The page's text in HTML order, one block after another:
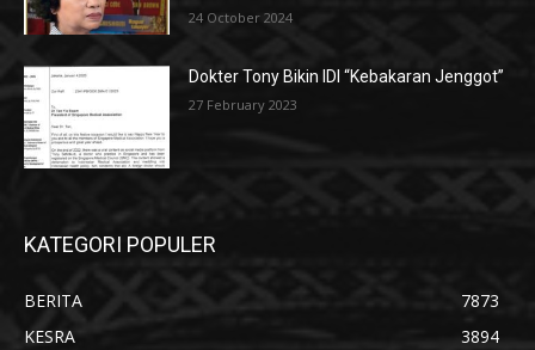
24 October 2024
Dokter Tony Bikin IDI “Kebakaran Jenggot”
27 February 2023
KATEGORI POPULER
BERITA
7873
KESRA
3894